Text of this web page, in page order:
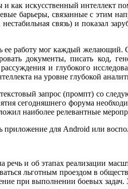
искусственный интеллект
барьеры, связанные с этим
связь) и показал
ее работу мог каждый желающий.
документы, писать код,
и глубокого
на уровне глубокой
запрос (промпт) со
сегодняшнего форума
наиболее релевантные
для Android или
и об этапах реализации
льготным проездом в
при выполнении боевых задач.